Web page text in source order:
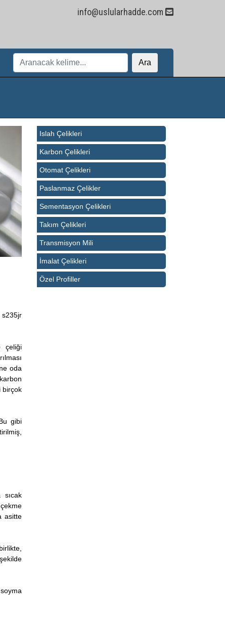
info@uslularhadde.com
Ara
s235jr
çeliği
oda
birçok
gibi
asitte
Islah Çelikleri
Karbon Çelikleri
Otomat Çelikleri
Paslanmaz Çelikler
Sementasyon Çelikleri
Takım Çelikleri
Transmisyon Mili
İmalat Çelikleri
Özel Profiller